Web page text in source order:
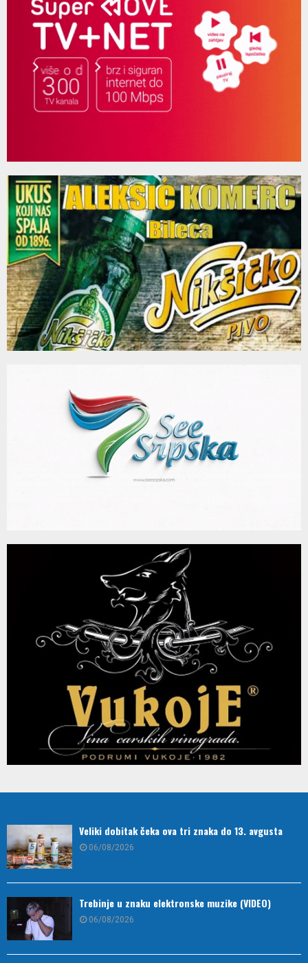
Veliki dobitak čeka ova tri znaka do 13. avgusta
06/08/2026
Trebinje u znaku elektronske muzike (VIDEO)
06/08/2026